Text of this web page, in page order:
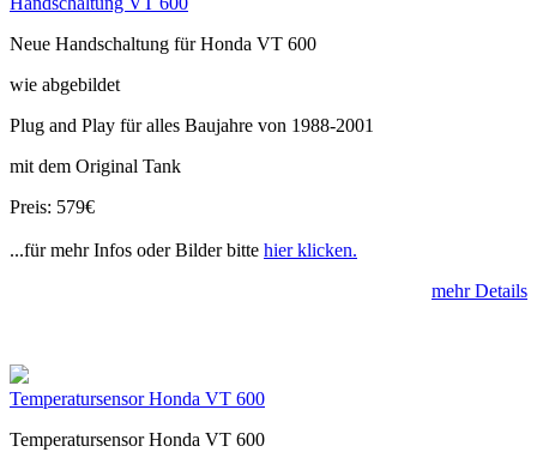
Neue Handschaltung für Honda VT 600
wie abgebildet
Plug and Play für alles Baujahre von 1988-2001
mit dem Original Tank
Preis: 579€
...für mehr Infos oder Bilder bitte hier klicken.
mehr Details
Temperatursensor Honda VT 600
Temperatursensor Honda VT 600